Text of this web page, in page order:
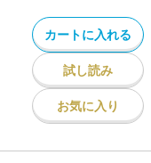
カートに入れる
試し読み
お気に入り